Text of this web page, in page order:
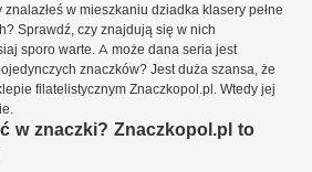
w mieszkaniu dziadka klasery pełne
Sprawdź, czy znajdują się w nich
sporo warte. A może dana seria jest
znaczków? Jest duża szansa, że
filatelistycznym Znaczkopol.pl. Wtedy jej
w znaczki? Znaczkopol.pl to